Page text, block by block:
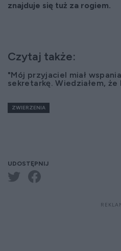
znajduje się tuż za rogiem.
Czytaj także:
"Mój przyjaciel miał
sekretarkę. Wiedziałem, że
ZWIERZENIA
UDOSTĘPNIJ